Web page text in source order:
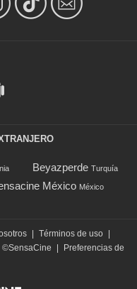
Beyazperde Turquía
México México
Términos de uso
©SensaCine
Preferencias de